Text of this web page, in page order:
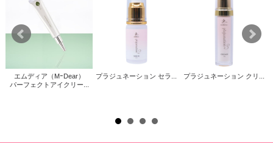
エムディア（MｰDear）
パーフェクトアイクリー...
プラジュネーション セラ... プラジュネーション クリ...